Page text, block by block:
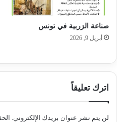
صناعة الزربية في تونس
أبريل 9, 2026
اترك تعليقاً
لن يتم نشر عنوان بريدك الإلكتروني.